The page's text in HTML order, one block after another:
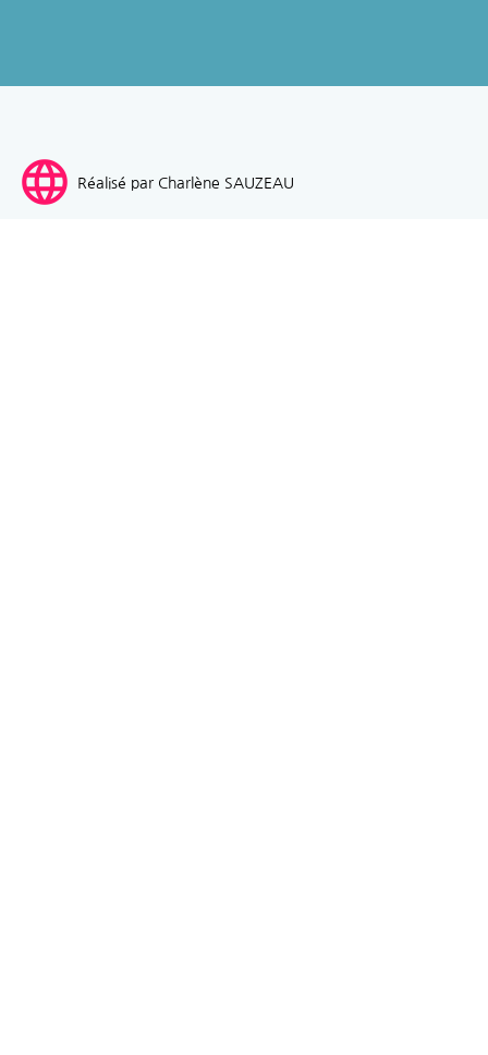
Réalisé par Charlène SAUZEAU
language